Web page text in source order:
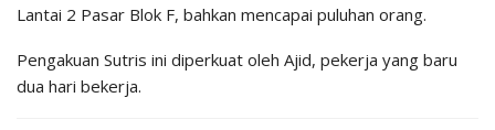
Lantai 2 Pasar Blok F, bahkan mencapai puluhan orang.
Pengakuan Sutris ini diperkuat oleh Ajid, pekerja yang baru
dua hari bekerja.